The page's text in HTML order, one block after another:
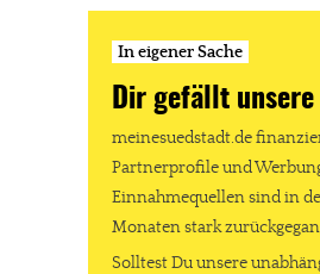
In eigener Sache
Dir gefällt
meinesuedstadt.de
Partnerprofile und
Einnahmequellen sind in
Monaten stark
Solltest Du unsere